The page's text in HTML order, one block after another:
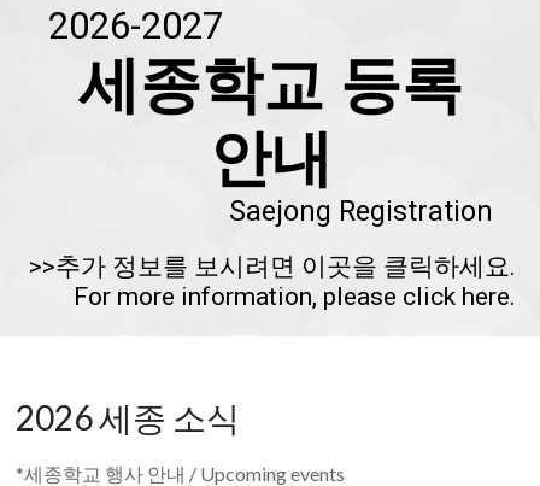
트
Society
2026-2027
세종학교 등록
안내
Saejong Registration
>>추가 정보를 보시려면 이곳을 클릭하세요.
For more information, please click here.
2026 세종 소식
*세종학교 행사 안내 / Upcoming events